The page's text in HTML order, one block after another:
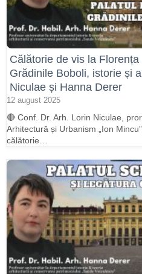
Călătorie de vis la
Grădinile Boboli, istorie și
Niculae și Hanna Derer
12 august 2025
🔴 Conf. Dr. Arh. Lorin Niculae,
Arhitectură și Urbanism „Ion
călătorie…